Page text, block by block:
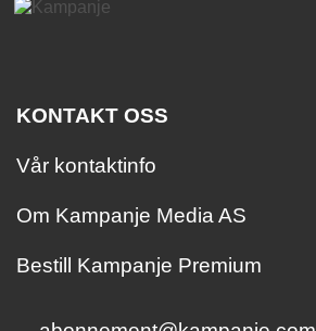
KONTAKT OSS
Vår kontaktinfo
Om Kampanje Media AS
Bestill Kampanje Premium